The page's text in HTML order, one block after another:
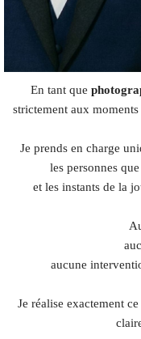
En tant que
strictement aux
Je prends en charge
les personnes
et les instants de la
aucune
Je réalise exactement